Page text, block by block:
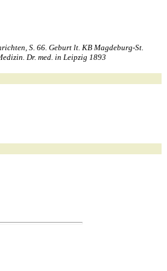
S. 66. Geburt lt. KB Magdeburg-St.
Dr. med. in Leipzig 1893